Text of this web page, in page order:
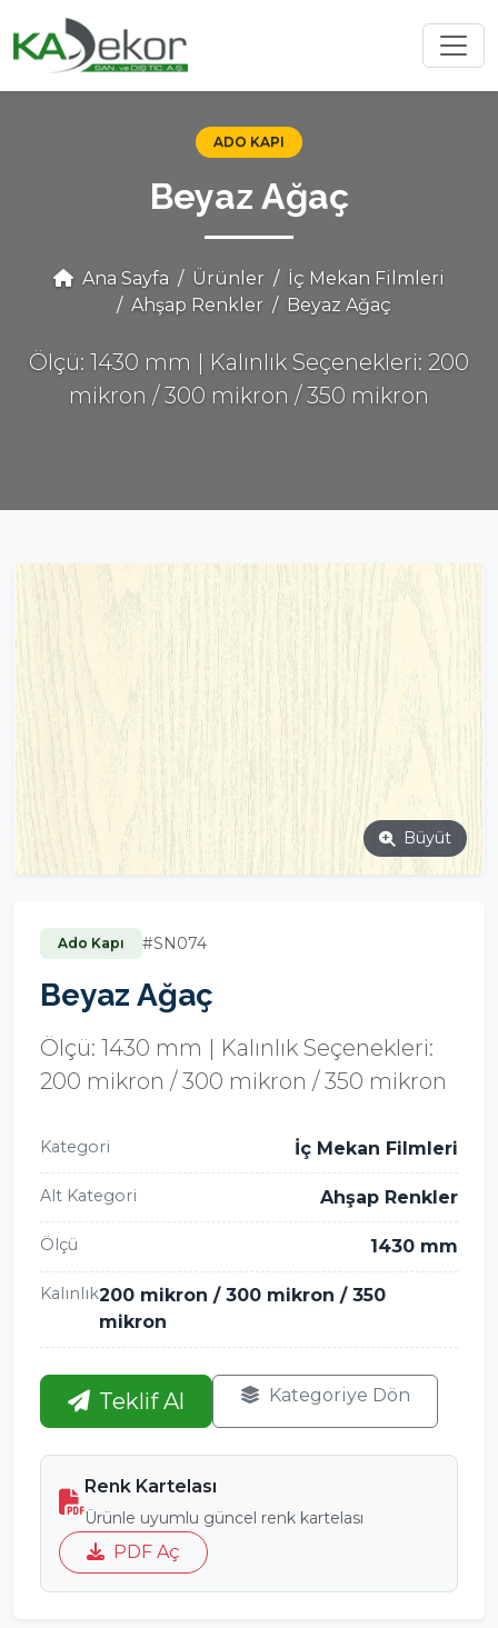
ADO KAPI
Beyaz Ağaç
Ana Sayfa Ürünler
İç Mekan Filmleri
Ahşap Renkler
Beyaz Ağaç
Ölçü: 1430 mm | Kalınlık Seçenekleri: 200
mikron / 300 mikron / 350 mikron
Büyüt
Ado Kapı #SN074
Beyaz Ağaç
Ölçü: 1430 mm | Kalınlık Seçenekleri:
200 mikron / 300 mikron / 350 mikron
Kategori İç Mekan Filmleri
Alt Kategori Ahşap Renkler
Ölçü 1430 mm
Kalınlık200 mikron / 300 mikron / 350
mikron
Teklif Al Kategoriye Dön
Renk Kartelası
Ürünle uyumlu güncel renk kartelası
PDF Aç